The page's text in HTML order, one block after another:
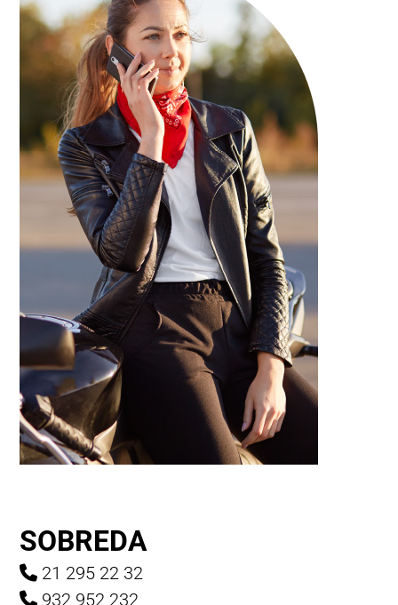
SOBREDA
21 295 22 32
932 952 232